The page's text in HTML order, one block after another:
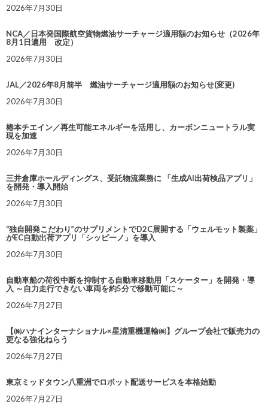
2026年7月30日
NCA／日本発国際航空貨物燃油サーチャージ適用額のお知らせ（2026年
8月1日適用 改定）
2026年7月30日
JAL／2026年8月前半 燃油サーチャージ適用額のお知らせ(変更)
2026年7月30日
椿本チエイン／再生可能エネルギーを活用し、カーボンニュートラル実
現を加速
2026年7月30日
三井倉庫ホールディングス、受託物流業務に 「生成AI出荷検品アプリ」
を開発・導入開始
2026年7月30日
“独自開発こだわり”のサプリメントでD2C展開する「ウェルモット製薬」
がEC自動出荷アプリ「シッピーノ」を導入
2026年7月30日
自動車船の荷役中断を抑制する自動車移動用「スケーター」を開発・導
入 ～自力走行できない車両を約5分で移動可能に～
2026年7月27日
【㈱ハナインターナショナル×星清重機運輸㈱】グループ会社で販売力の
更なる強化ねらう
2026年7月27日
東京ミッドタウン八重洲でロボット配送サービスを本格始動
2026年7月27日